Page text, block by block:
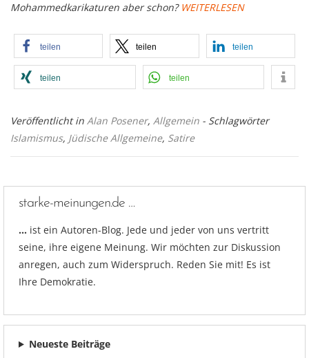
Mohammedkarikaturen aber schon? WEITERLESEN
teilen teilen teilen
teilen teilen
Veröffentlicht in Alan Posener, Allgemein - Schlagwörter
Islamismus, Jüdische Allgemeine, Satire
starke-meinungen.de …
… ist ein Autoren-Blog. Jede und jeder von uns vertritt
seine, ihre eigene Meinung. Wir möchten zur Diskussion
anregen, auch zum Widerspruch. Reden Sie mit! Es ist
Ihre Demokratie.
Neueste Beiträge